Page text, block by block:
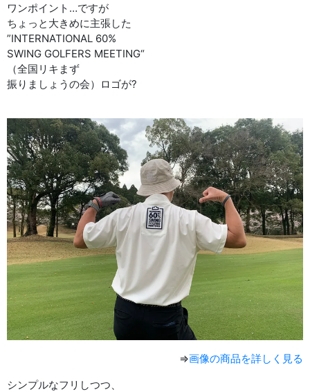
ワンポイント…ですが
ちょっと大きめに主張した
”INTERNATIONAL 60%
SWING GOLFERS MEETING“
（全国リキまず
振りましょうの会）ロゴが?
⇒画像の商品を詳しく見る
シンプルなフリしつつ、